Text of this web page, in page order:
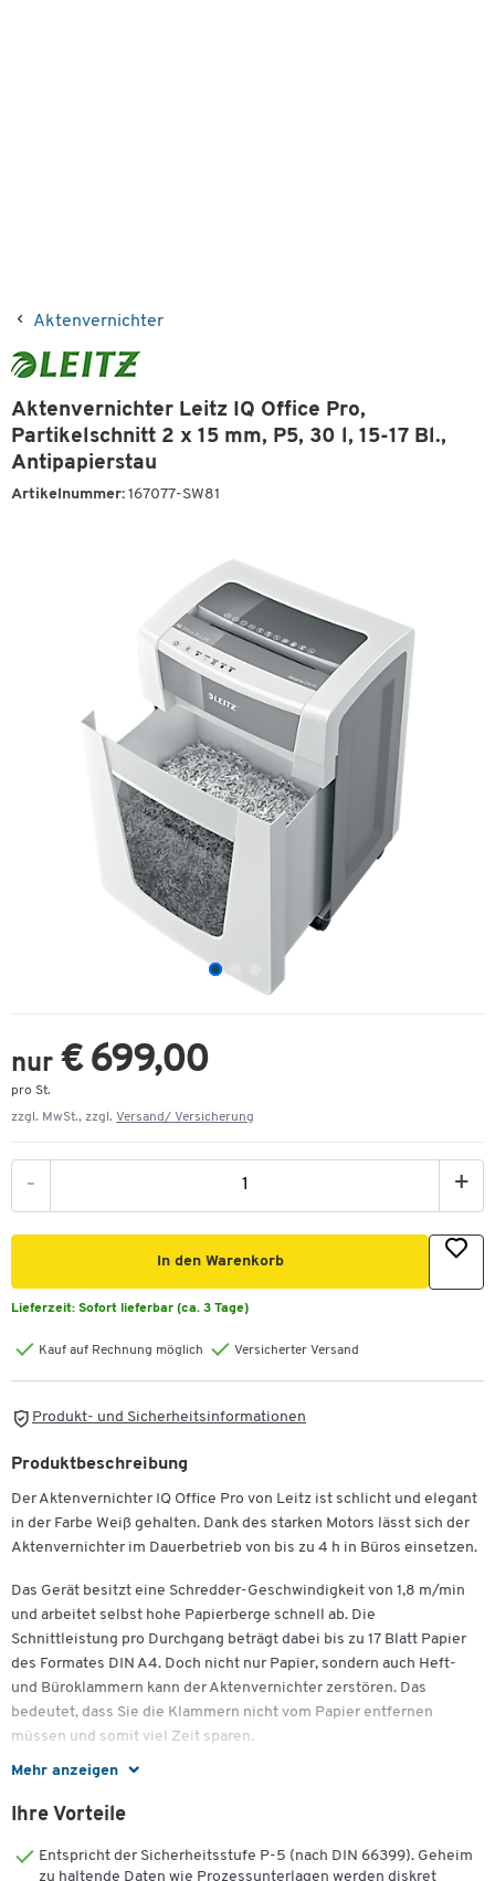
Aktenvernichter
Aktenvernichter Leitz IQ Office Pro,
Partikelschnitt 2 x 15 mm, P5, 30 l, 15-17 Bl.,
Antipapierstau
Artikelnummer: 167077-SW81
nur € 699,00
pro St.
zzgl. MwSt., zzgl. Versand/ Versicherung
- +
In den Warenkorb
Lieferzeit: Sofort lieferbar (ca. 3 Tage)
Kauf auf Rechnung möglich Versicherter Versand
Produkt- und Sicherheitsinformationen
Mehr anzeigen
Produktbeschreibung
Der Aktenvernichter IQ Office Pro von Leitz ist schlicht und elegant
in der Farbe Weiß gehalten. Dank des starken Motors lässt sich der
Aktenvernichter im Dauerbetrieb von bis zu 4 h in Büros einsetzen.
Das Gerät besitzt eine Schredder-Geschwindigkeit von 1,8 m/min
und arbeitet selbst hohe Papierberge schnell ab. Die
Schnittleistung pro Durchgang beträgt dabei bis zu 17 Blatt Papier
des Formates DIN A4. Doch nicht nur Papier, sondern auch Heft-
und Büroklammern kann der Aktenvernichter zerstören. Das
bedeutet, dass Sie die Klammern nicht vom Papier entfernen
müssen und somit viel Zeit sparen.
Dank einer Schnittbreite von 2 x 15 mm im Partikelschnitt erfüllt
der Aktenvernichter IQ Office Pro von Leitz die Anforderungen der
vertraulicher, geheimzuhaltender Dokumente gilt. Die integrierte
Antipapierstau-Technologie verhindert ein Verstopfen des Gerätes.
Ihre Vorteile
Entspricht der Sicherheitsstufe P-5 (nach DIN 66399). Geheim
zu haltende Daten wie Prozessunterlagen werden diskret